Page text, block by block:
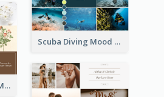
Scuba Diving Mood Board
Flowers Blooming Mood Board